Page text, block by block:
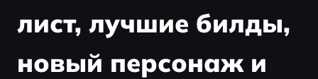
лист, лучшие билды,
новый персонаж и